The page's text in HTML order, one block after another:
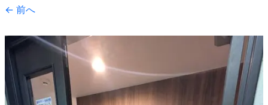
← 前へ